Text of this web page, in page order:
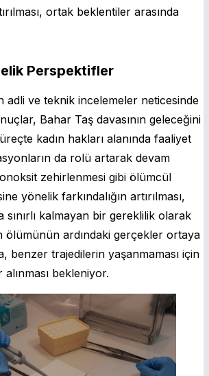
ortak beklentiler arasında
Perspektifler
adli ve teknik incelemeler neticesinde
Bahar Taş davasının geleceğini
kadın hakları alanında faaliyet
da rolü artarak devam
zehirlenmesi gibi ölümcül
yönelik farkındalığın artırılması,
sınırlı kalmayan bir gereklilik olarak
ölümünün ardındaki gerçekler ortaya
benzer trajedilerin yaşanmaması için
bekleniyor.